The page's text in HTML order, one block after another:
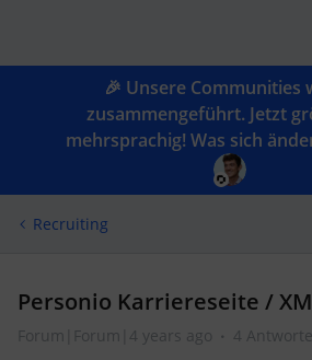
🎉 Unsere Communities
zusammengeführt. Jetzt
mehrsprachig! Was sich
Recruiting
Personio Karriereseite /
Forum|Forum|4 years ago 4